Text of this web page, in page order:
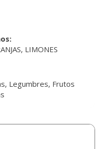
LIMONES
Legumbres, Frutos